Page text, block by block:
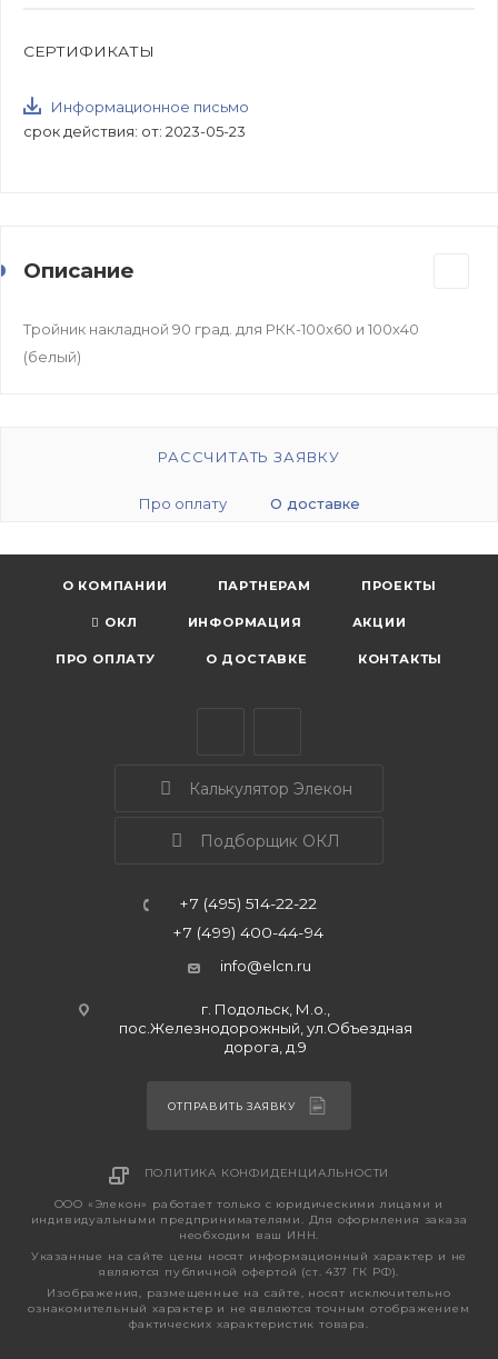
СЕРТИФИКАТЫ
Информационное письмо
срок действия: от: 2023-05-23
Описание
Тройник накладной 90 град. для РКК-100х60 и 100х40
(белый)
РАССЧИТАТЬ ЗАЯВКУ
Про оплату О доставке
О КОМПАНИИ ПАРТНЕРАМ ПРОЕКТЫ
ОКЛ ИНФОРМАЦИЯ АКЦИИ
ПРО ОПЛАТУ О ДОСТАВКЕ КОНТАКТЫ
Калькулятор Элекон
Подборщик ОКЛ
+7 (495) 514-22-22
+7 (499) 400-44-94
info@elcn.ru
г. Подольск, М.о.,
пос.Железнодорожный, ул.Объездная
дорога, д.9
ОТПРАВИТЬ ЗАЯВКУ
ПОЛИТИКА КОНФИДЕНЦИАЛЬНОСТИ
ООО «Элекон» работает только с юридическими лицами и
индивидуальными предпринимателями. Для оформления заказа
необходим ваш ИНН.
Указанные на сайте цены носят информационный характер и не
являются публичной офертой (ст. 437 ГК РФ).
Изображения, размещенные на сайте, носят исключительно
ознакомительный характер и не являются точным отображением
фактических характеристик товара.